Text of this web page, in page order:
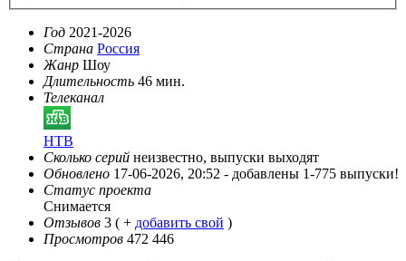
Год 2021-2026
Страна Россия
Жанр Шоу
Длительность 46 мин.
Телеканал
НТВ
Сколько серий неизвестно, выпуски выходят
Обновлено 17-06-2026, 20:52 - добавлены 1-775 выпуски!
Статус проекта
Снимается
Отзывов 3 ( + добавить свой )
Просмотров 472 446